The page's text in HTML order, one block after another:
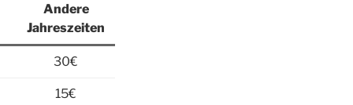
Andere
Jahreszeiten
30€
15€